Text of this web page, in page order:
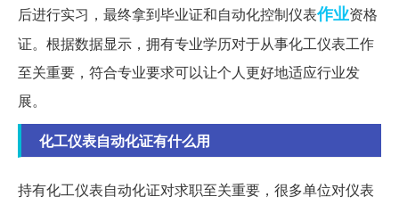
后进行实习，最终拿到毕业证和自动化控制仪表作业资格
证。根据数据显示，拥有专业学历对于从事化工仪表工作
至关重要，符合专业要求可以让个人更好地适应行业发
展。
化工仪表自动化证有什么用
持有化工仪表自动化证对求职至关重要，很多单位对仪表